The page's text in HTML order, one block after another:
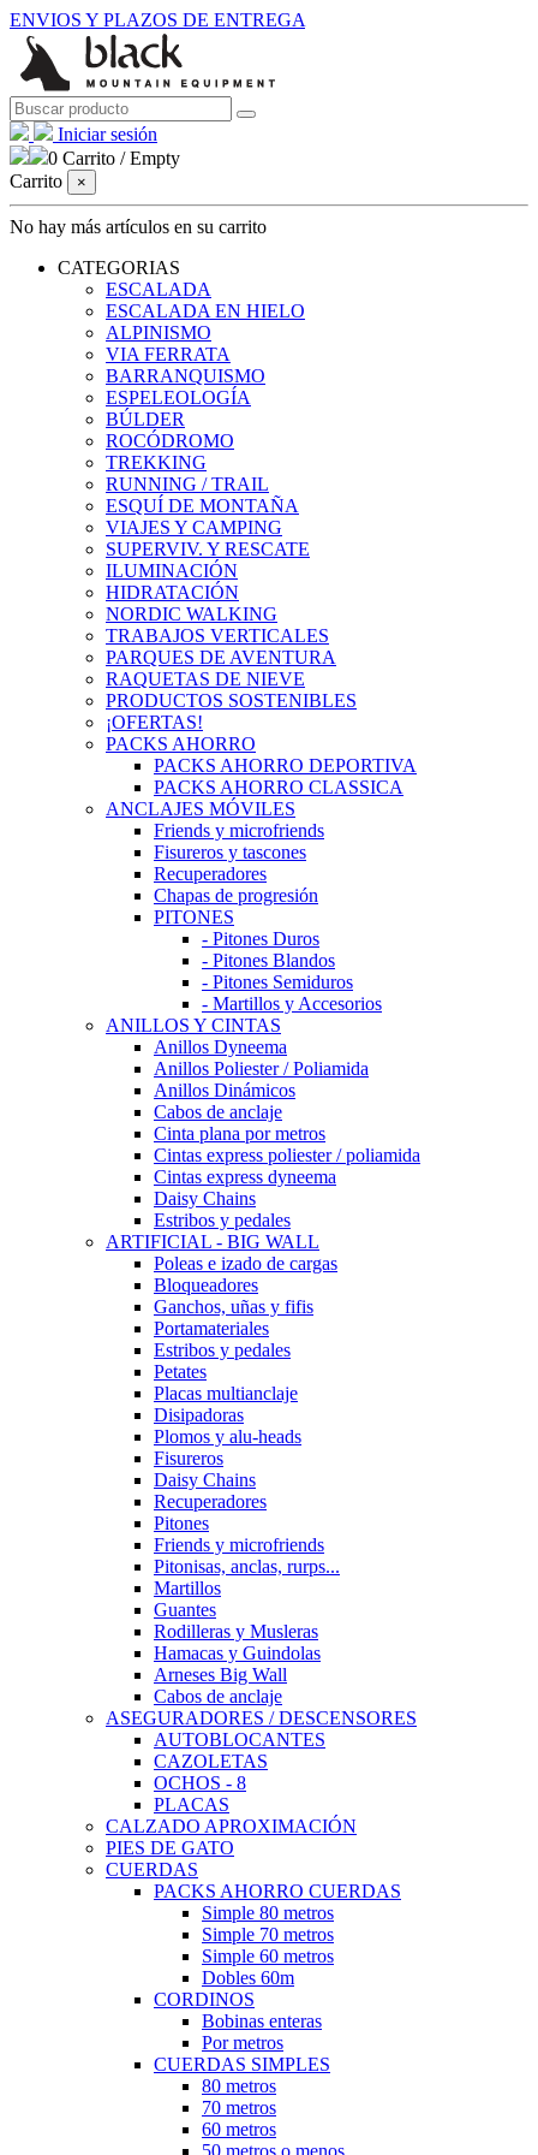
ENVIOS Y PLAZOS DE ENTREGA
Iniciar sesión
0 Carrito /Empty
Carrito
×
No hay más artículos en su carrito
CATEGORIAS
ESCALADA
ESCALADA EN HIELO
ALPINISMO
VIA FERRATA
BARRANQUISMO
ESPELEOLOGÍA
BÚLDER
ROCÓDROMO
TREKKING
RUNNING / TRAIL
ESQUÍ DE MONTAÑA
VIAJES Y CAMPING
SUPERVIV. Y RESCATE
ILUMINACIÓN
HIDRATACIÓN
NORDIC WALKING
TRABAJOS VERTICALES
PARQUES DE AVENTURA
RAQUETAS DE NIEVE
PRODUCTOS SOSTENIBLES
¡OFERTAS!
PACKS AHORRO
PACKS AHORRO DEPORTIVA
PACKS AHORRO CLASSICA
ANCLAJES MÓVILES
Friends y microfriends
Fisureros y tascones
Recuperadores
Chapas de progresión
PITONES
- Pitones Duros
- Pitones Blandos
- Pitones Semiduros
- Martillos y Accesorios
ANILLOS Y CINTAS
Anillos Dyneema
Anillos Poliester / Poliamida
Anillos Dinámicos
Cabos de anclaje
Cinta plana por metros
Cintas express poliester / poliamida
Cintas express dyneema
Daisy Chains
Estribos y pedales
ARTIFICIAL - BIG WALL
Poleas e izado de cargas
Bloqueadores
Ganchos, uñas y fifis
Portamateriales
Estribos y pedales
Petates
Placas multianclaje
Disipadoras
Plomos y alu-heads
Fisureros
Daisy Chains
Recuperadores
Pitones
Friends y microfriends
Pitonisas, anclas, rurps...
Martillos
Guantes
Rodilleras y Musleras
Hamacas y Guindolas
Arneses Big Wall
Cabos de anclaje
ASEGURADORES / DESCENSORES
AUTOBLOCANTES
CAZOLETAS
OCHOS - 8
PLACAS
CALZADO APROXIMACIÓN
PIES DE GATO
CUERDAS
PACKS AHORRO CUERDAS
Simple 80 metros
Simple 70 metros
Simple 60 metros
Dobles 60m
CORDINOS
Bobinas enteras
Por metros
CUERDAS SIMPLES
80 metros
70 metros
60 metros
50 metros o menos